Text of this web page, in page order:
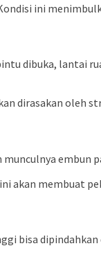
ini
dibuka, lantai
dirasakan oleh
akan membuat
bisa dipindahkan